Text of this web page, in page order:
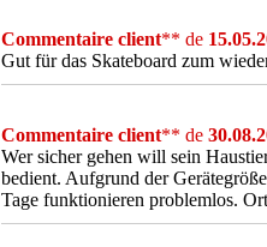
Commentaire client** de
Gut für das Skateboard zum
Commentaire client** de
Wer sicher gehen will sein
bedient. Aufgrund der
Tage funktionieren problemlos.